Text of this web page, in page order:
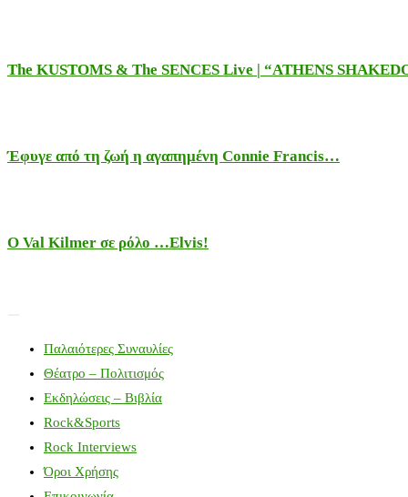
The KUSTOMS & The SENCES Live | “ATHENS
Έφυγε από τη ζωή η αγαπημένη Connie Francis…
Ο Val Kilmer σε ρόλο …Elvis!
Παλαιότερες Συναυλίες
Θέατρο – Πολιτισμός
Εκδηλώσεις – Βιβλία
Rock&Sports
Rock Interviews
Όροι Χρήσης